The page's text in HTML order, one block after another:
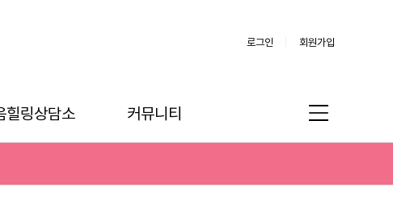
로그인 회원가입
힐링상담소 커뮤니티